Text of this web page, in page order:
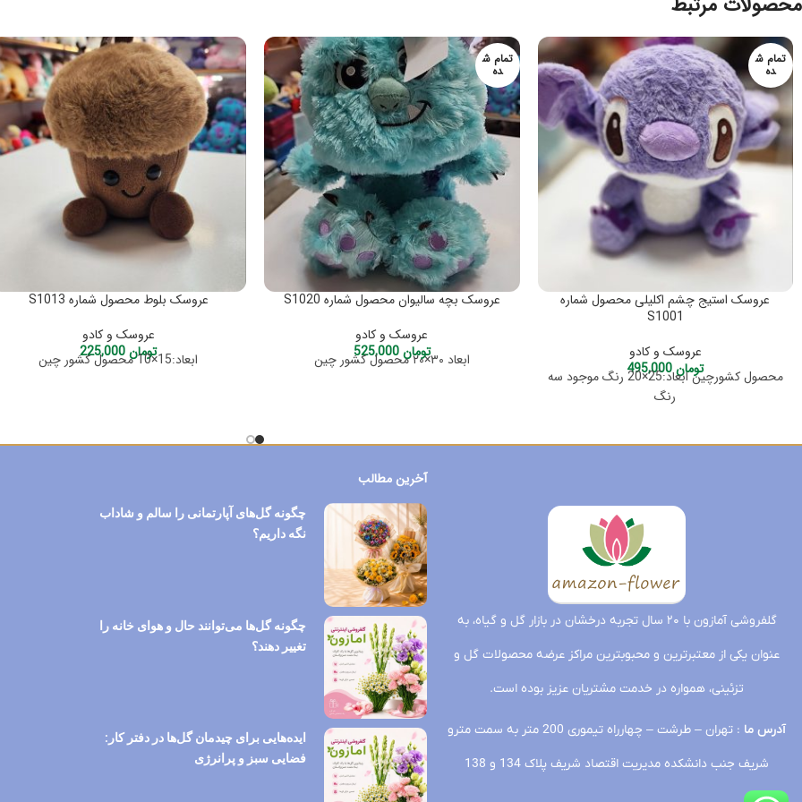
تمام ش
ده
عروسک استیج چشم اکلیلی محصول شماره
S1001
عروسک و کادو
تومان495,000
محصول کشورچین ابعاد:25×20 رنگ موجود سه
رنگ
تمام ش
ده
عروسک بچه سالیوان محصول شماره S1020
عروسک و کادو
تومان525,000 ابعاد ۳۰×۲۰ محصول کشور چین
عروسک بلوط محصول شماره S1013
عروسک و کادو
تومان225,000 ابعاد:15×10 محصول کشور چین
گلفروشی آمازون با ۲۰ سال تجربه درخشان در بازار گل و گیاه، به
عنوان یکی از معتبرترین و محبوبترین مراکز عرضه محصولات گل و
تزئینی، همواره در خدمت مشتریان عزیز بوده است.
آدرس ما
: تهران – طرشت – چهارراه تیموری 200 متر به سمت مترو
شریف جنب دانشکده مدیریت اقتصاد شریف پلاک 134 و 138
آخرین مطالب
چگونه گل‌های آپارتمانی را سالم و شاداب
نگه داریم؟
چگونه گل‌ها می‌توانند حال و هوای خانه را
تغییر دهند؟
ایده‌هایی برای چیدمان گل‌ها در دفتر کار:
فضایی سبز و پرانرژی